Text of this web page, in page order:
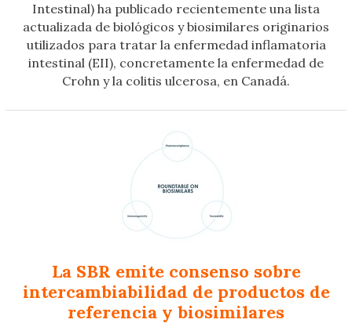
Intestinal) ha publicado recientemente una lista
actualizada de biológicos y biosimilares originarios
utilizados para tratar la enfermedad inflamatoria
intestinal (EII), concretamente la enfermedad de
Crohn y la colitis ulcerosa, en Canadá.
La SBR emite consenso sobre
intercambiabilidad de productos de
referencia y biosimilares